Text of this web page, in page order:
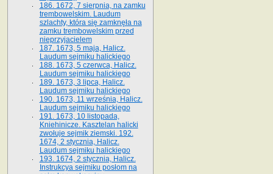
186. 1672, 7 sierpnia, na zamku
trembowelskim. Laudum
szlachty, która się zamknęła na
zamku trembowelskim przed
nieprzyjacielem
187. 1673, 5 maja, Halicz.
Laudum sejmiku halickiego
188. 1673, 5 czerwca, Halicz.
Laudum sejmiku halickiego
189. 1673, 3 lipca, Halicz.
Laudum sejmiku halickiego
190. 1673, 11 września, Halicz.
Laudum sejmiku halickiego
191. 1673, 10 listopada,
Kniehinicze. Kasztelan halicki
zwołuje sejmik ziemski. 192.
1674, 2 stycznia, Halicz.
Laudum sejmiku halickiego
193. 1674, 2 stycznia, Halicz.
Instrukcya sejmiku posłom na